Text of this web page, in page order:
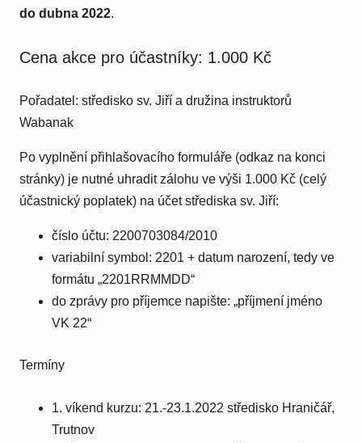
do dubna 2022.
Cena akce pro účastníky: 1.000 Kč
Pořadatel: středisko sv. Jiří a družina instruktorů
Wabanak
Po vyplnění přihlašovacího formuláře (odkaz na konci
stránky) je nutné uhradit zálohu ve výši 1.000 Kč (celý
účastnický poplatek) na účet střediska sv. Jiří:
číslo účtu: 2200703084/2010
variabilní symbol: 2201 + datum narození, tedy ve
formátu „2201RRMMDD“
do zprávy pro příjemce napište: „příjmení jméno
VK 22“
Termíny
1. víkend kurzu: 21.-23.1.2022 středisko Hraničář,
Trutnov